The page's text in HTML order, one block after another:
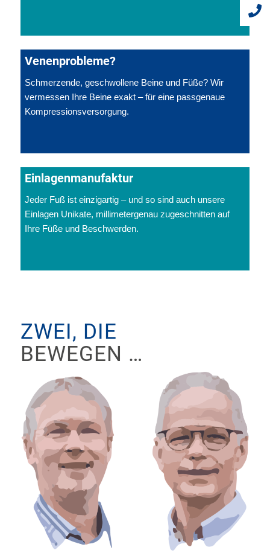
Venenprobleme?
Schmerzende, geschwollene Beine und Füße? Wir
vermessen Ihre Beine exakt – für eine passgenaue
Kompressionsversorgung.
Einlagenmanufaktur
Jeder Fuß ist einzigartig – und so sind auch unsere
Einlagen Unikate, millimetergenau zugeschnitten auf
Ihre Füße und Beschwerden.
ZWEI, DIE
BEWEGEN …